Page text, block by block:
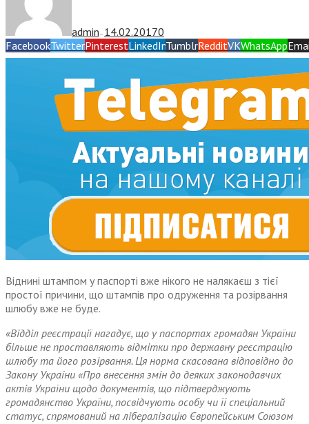
admin — 14.02.20170
FacebookTwitterPinterestLinkedInTumblrRedditVKWhatsApp
Віднині штампом у паспорті вже нікого не налякаєш з тієї
простої причини, що штампів про одруження та розірвання
шлюбу вже не буде.
«Відділ реєстрації нагадує, що у паспортах громадян України
більше не проставляють відмітки про державну реєстрацію
шлюбу та його розірвання. Ця норма скасована відповідно до
Закону України «Про внесення змін до деяких законодавчих
актів України щодо документів, що підтверджують
громадянство України, посвідчують особу чи її спеціальний
статус, спрямований на лібералізацію Європейським Союзом